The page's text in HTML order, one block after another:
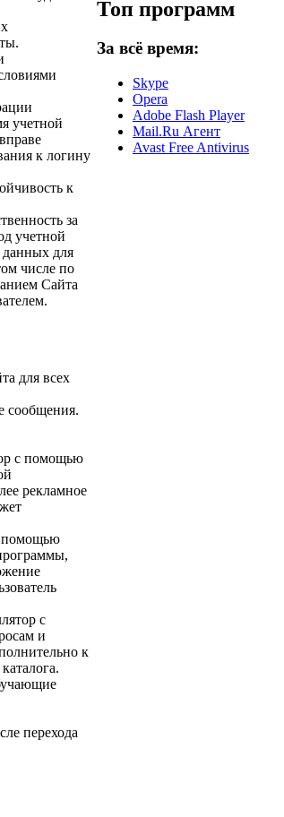
учетной
к логину
к
за
учетной
данных для
числе по
Сайта
для всех
сообщения.
с помощью
рекламное
помощью
с
и
к
перехода
Топ программ
За всё время:
Skype
Opera
Adobe Flash Player
Mail.Ru Агент
Avast Free Antivirus